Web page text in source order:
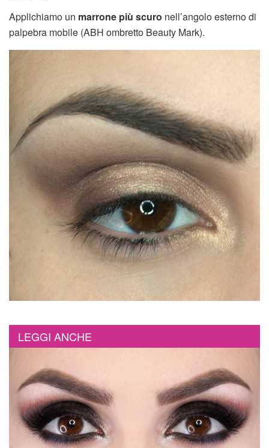
Applichiamo un marrone più scuro nell’angolo esterno di
palpebra mobile (ABH ombretto Beauty Mark).
LEGGI ANCHE